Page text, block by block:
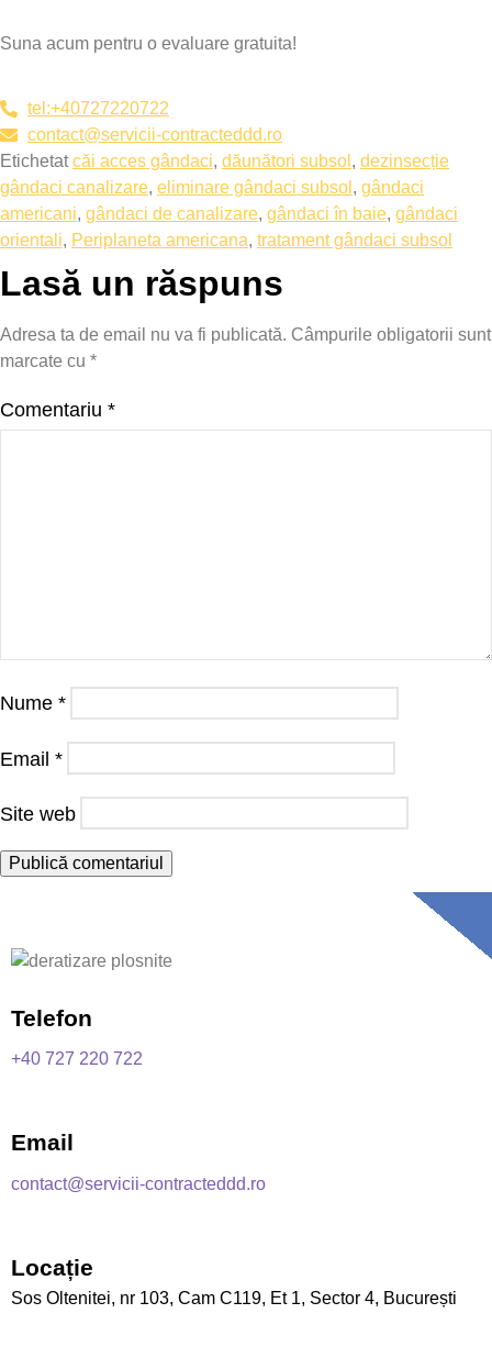
Suna acum pentru o evaluare gratuita!
tel:+40727220722
contact@servicii-contracteddd.ro
Etichetatcăi acces gândaci, dăunători subsol , dezinsecție
gândaci canalizare, eliminare gândaci subsol , gândaci
americani, gândaci de canalizare, gândaci în baie, gândaci
orientali, Periplaneta americana, tratament gândaci subsol
Lasă un răspuns
Adresa ta de email nu va fi publicată. Câmpurile obligatorii sunt
marcate cu *
Comentariu *
Nume *
Email *
Site web
Telefon
+40 727 220 722
Email
contact@servicii-contracteddd.ro
Locație
Sos Oltenitei, nr 103, Cam C119, Et 1, Sector 4, București